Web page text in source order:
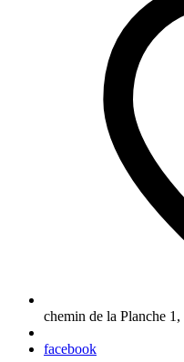
chemin de la Planche 1 ,
facebook